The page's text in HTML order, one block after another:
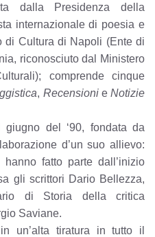
dalla Presidenza della
internazionale di poesia e
di Cultura di Napoli (Ente di
, riconosciuto dal Ministero
); comprende cinque
, RecensionieNotizie
del ‘90, fondata da
d’un suo allievo:
fatto parte dall’inizio
gli scrittori Dario Bellezza,
di Storia della critica
Saviane.
un’alta tiratura in tutto il